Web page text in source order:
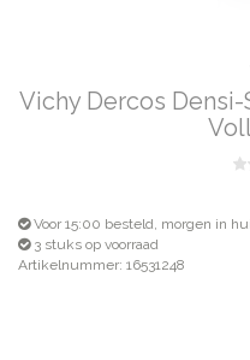
Vichy Dercos
Voor 15:00 besteld, morgen in
3 stuks op voorraad
Artikelnummer: 16531248